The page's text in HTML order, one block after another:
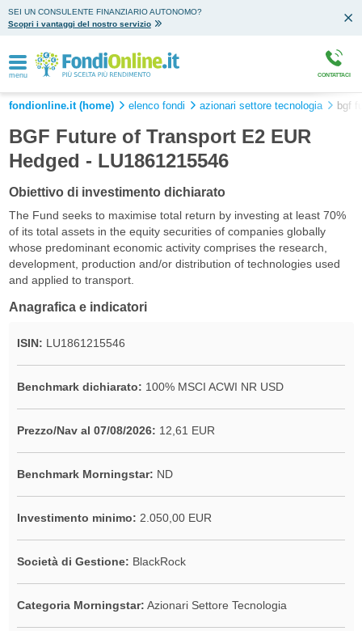
SEI UN CONSULENTE FINANZIARIO AUTONOMO?
Scopri i vantaggi del nostro servizio
menu CONTATTACI
fondionline.it (home) elenco fondi azionari settore tecnologia bgf
BGF Future of Transport E2 EUR
Hedged - LU1861215546
Obiettivo di investimento dichiarato
The Fund seeks to maximise total return by investing at least 70%
of its total assets in the equity securities of companies globally
whose predominant economic activity comprises the research,
development, production and/or distribution of technologies used
and applied to transport.
Anagrafica e indicatori
ISIN: LU1861215546
Benchmark dichiarato: 100% MSCI ACWI NR USD
Prezzo/Nav al 07/08/2026: 12,61 EUR
Benchmark Morningstar: ND
Investimento minimo: 2.050,00 EUR
Società di Gestione: BlackRock
Categoria Morningstar: Azionari Settore Tecnologia